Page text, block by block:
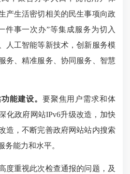
产生活密切相关的民生事项向政
件事一次办”等集成服务为切入
人工智能等新技术，创新服务模
务、精准服务、协同服务、智慧
能建设。 要聚焦用户需求和体
化政府网站IPv6升级改造，加快
造，不断完善政府网站站内搜索
务能力和水平。
重视此次检查通报的问题，及